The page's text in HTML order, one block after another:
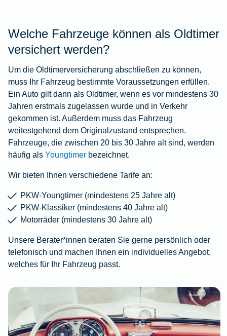
Welche Fahrzeuge können als Oldtimer
versichert werden?
Um die Oldtimerversicherung abschließen zu können,
muss Ihr Fahrzeug bestimmte Voraussetzungen erfüllen.
Ein Auto gilt dann als Oldtimer, wenn es vor mindestens 30
Jahren erstmals zugelassen wurde und in Verkehr
gekommen ist. Außerdem muss das Fahrzeug
weitestgehend dem Originalzustand entsprechen.
Fahrzeuge, die zwischen 20 bis 30 Jahre alt sind, werden
häufig als Youngtimer bezeichnet.
Wir bieten Ihnen verschiedene Tarife an:
PKW-Youngtimer (mindestens 25 Jahre alt)
PKW-Klassiker (mindestens 40 Jahre alt)
Motorräder (mindestens 30 Jahre alt)
Unsere Berater*innen beraten Sie gerne persönlich oder
telefonisch und machen Ihnen ein individuelles Angebot,
welches für Ihr Fahrzeug passt.